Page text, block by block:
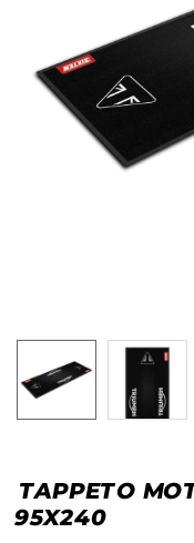
TAPPETO
95X240